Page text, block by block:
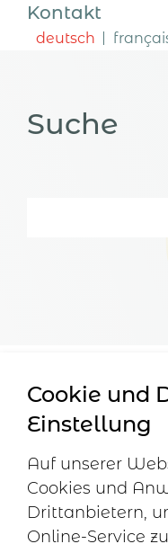
Kontakt
deutsch
Suche
Berner Verband
c/o
Scheurer
Papiermühlestrasse
Cookie und
Einstellung
Auf unserer
Cookies und
Drittanbietern,
Online-Service